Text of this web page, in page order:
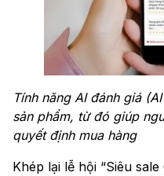
Tính năng AI đánh giá
sản phẩm, từ đó giúp
quyết định mua hàng
Khép lại lễ hội “Siêu